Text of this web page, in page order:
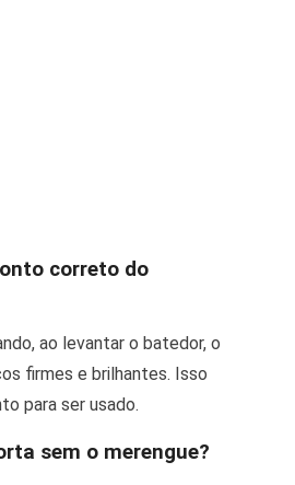
correto do
ao levantar o batedor, o
firmes e brilhantes. Isso
para ser usado.
sem o merengue?